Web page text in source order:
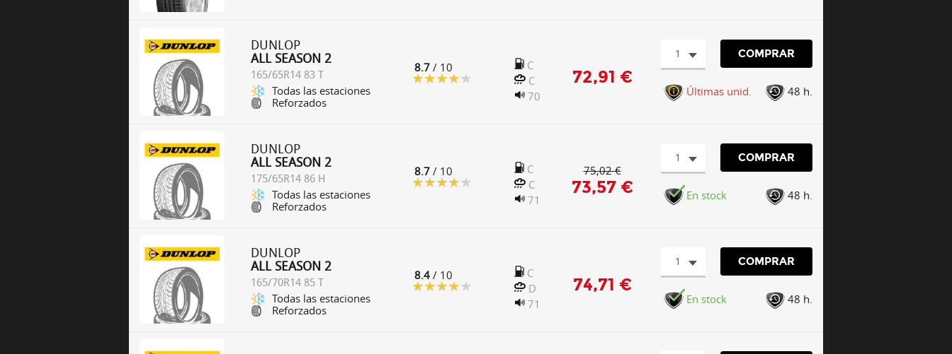
DUNLOP
ALL SEASON 2
165/65R14 83 T
Todas las estaciones
Reforzados
8.7 / 10
C
C
70
72,91 €
1 COMPRAR
Últimas unid. 48 h.
DUNLOP
ALL SEASON 2
175/65R14 86 H
Todas las estaciones
Reforzados
8.7 / 10
C
C
71
75,02 €
73,57 €
1 COMPRAR
En stock 48 h.
DUNLOP
ALL SEASON 2
165/70R14 85 T
Todas las estaciones
Reforzados
8.4 / 10
C
D
71
74,71 €
1 COMPRAR
En stock 48 h.